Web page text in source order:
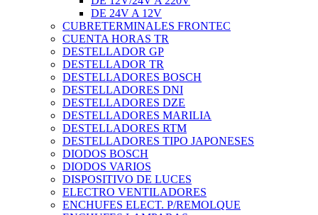
DE 24V A 12V
CUBRETERMINALES FRONTEC
CUENTA HORAS TR
DESTELLADOR GP
DESTELLADOR TR
DESTELLADORES BOSCH
DESTELLADORES DNI
DESTELLADORES DZE
DESTELLADORES MARILIA
DESTELLADORES RTM
DESTELLADORES TIPO JAPONESES
DIODOS BOSCH
DIODOS VARIOS
DISPOSITIVO DE LUCES
ELECTRO VENTILADORES
ENCHUFES ELECT. P/REMOLQUE